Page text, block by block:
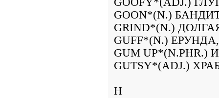
GOON*(N.)
GRIND*(N.)
GUFF*(N.)
GUM UP*(N.PHR.)
GUTSY*(ADJ.)
H